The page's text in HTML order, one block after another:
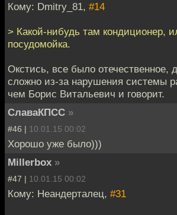
Кому: Dmitry_81, #14
> Какой-нибудь там кондиционер,
посудомойка.
Окстись, все было отечественное,
сложно из-за нарушения системы
чем Борис Витальевич и говорит.
СлаваКПСС »
#46 | 10.01.15 00:02
Хорошо уже было)))
Millerbox »
#47 | 10.01.15 00:02
Кому: Неандерталец, #31